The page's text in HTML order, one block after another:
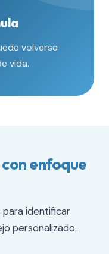
volverse
vida.
enfoque
para identificar
personalizado.